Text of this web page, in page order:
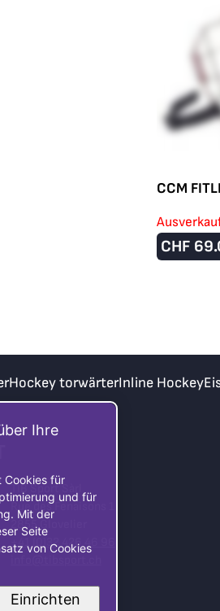
CCM
CHF
Hockey torwärterInline Hockey
TIB Sport Sàrl
Rue des Fenaisons 1
2855 Glovelier
+41 (0)32 426 46 96
Ihre
Cookies für
und für
Mit der
Seite
von Cookies
Einrichten